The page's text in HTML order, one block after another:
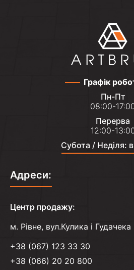
Графік
Пн-Пт
08:00-
Перерва
12:00-
Субота / Неділя:
Адреси:
Центр продажу:
м. Рівне, вул.Кулика і Гудачека
+38 (067) 123 33 30
+38 (066) 20 20 800